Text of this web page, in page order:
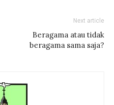
Next article
Beragama atau tidak
beragama sama saja?